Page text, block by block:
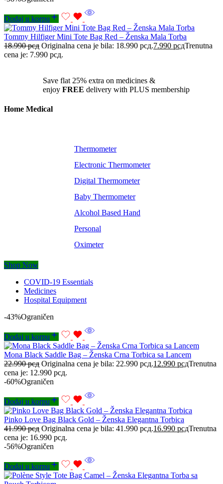
Dodaj u korpu
Tommy Hilfiger Mini Tote Bag Red – Ženska Mala Torba
18.990рсд Originalna cena je bila: 18.990 рсд.7.990 рсдTrenutna
cena je: 7.990 рсд.
Save flat 25%extra on medicines &
enjoy FREE delivery with PLUS membership
Home Medical
Thermometer
Electronic Thermometer
Digital Thermometer
Baby Thermometer
Alcohol Based Hand
Personal
Oximeter
Shop Now
COVID-19 Essentials
Medicines
Hospital Equipment
-43%Ograničen
Dodaj u korpu
Mona Black Saddle Bag – Ženska Crna Torbica sa Lancem
22.990рсд Originalna cena je bila: 22.990 рсд.12.990 рсдTrenutna
cena je: 12.990 рсд.
-60%Ograničen
Dodaj u korpu
Pinko Love Bag Black Gold – Ženska Elegantna Torbica
41.990рсд Originalna cena je bila: 41.990 рсд.16.990 рсдTrenutna
cena je: 16.990 рсд.
-56%Ograničen
Dodaj u korpu